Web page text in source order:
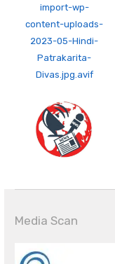
Media Scan